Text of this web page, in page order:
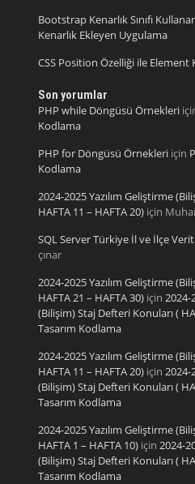
Bootstrap Kenarlık Sınıfı
Kenarlık Ekleyen Uygulama
CSS Position Özelliği ile
Son yorumlar
PHP while Döngüsü Örnekleri
Kodlama
PHP for Döngüsü Örnekleriiçin
Kodlama
2024-2025 Yazılım Geliştirme
HAFTA 11 – HAFTA 20)için
SQL Server Türkiye İl ve İlçe
çınar
2024-2025 Yazılım Geliştirme
HAFTA 21 – HAFTA 30)için 2024-
(Bilişim) Staj Defteri Konuları (
Tasarım Kodlama
2024-2025 Yazılım Geliştirme
HAFTA 11 – HAFTA 20)için 2024-
(Bilişim) Staj Defteri Konuları (
Tasarım Kodlama
2024-2025 Yazılım Geliştirme
HAFTA 1 – HAFTA 10)için 2024-
(Bilişim) Staj Defteri Konuları (
Tasarım Kodlama